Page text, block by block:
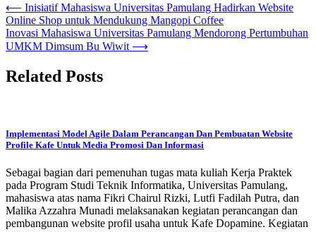
⟵ Inisiatif Mahasiswa Universitas Pamulang Hadirkan Website
Online Shop untuk Mendukung Mangopi Coffee
Inovasi Mahasiswa Universitas Pamulang Mendorong Pertumbuhan
UMKM Dimsum Bu Wiwit ⟶
Related Posts
Implementasi Model Agile Dalam Perancangan Dan Pembuatan Website
Profile Kafe Untuk Media Promosi Dan Informasi
Sebagai bagian dari pemenuhan tugas mata kuliah Kerja Praktek
pada Program Studi Teknik Informatika, Universitas Pamulang,
mahasiswa atas nama Fikri Chairul Rizki, Lutfi Fadilah Putra, dan
Malika Azzahra Munadi melaksanakan kegiatan perancangan dan
pembangunan website profil usaha untuk Kafe Dopamine. Kegiatan